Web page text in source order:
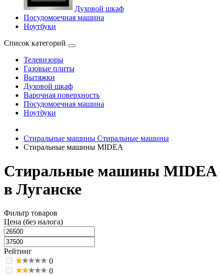
Духовой шкаф
Посудомоечная машина
Ноутбуки
Список категорий
Телевизоры
Газовые плиты
Вытяжки
Духовой шкаф
Варочная поверхность
Посудомоечная машина
Ноутбуки
Стиральные машины Стиральные машины
Стиральные машины MIDEA
Стиральные машины MIDEA
в Луганске
Фильтр товаров
Цена (без налога)
Рейтинг
0
0